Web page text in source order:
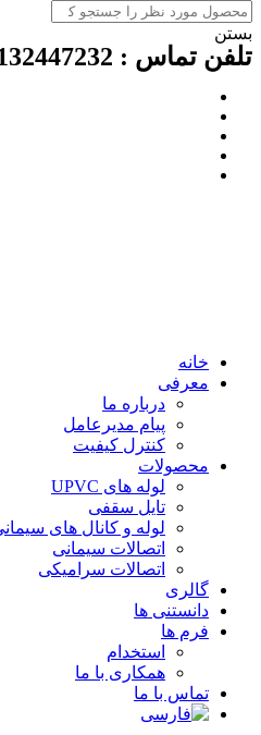
بستن
تلفن تماس : 04132447232
خانه
معرفی
درباره ما
پیام مدیرعامل
کنترل کیفیت
محصولات
لوله های UPVC
تایل سقفی
لوله و کانال های سیمانی
اتصالات سیمانی
اتصالات سرامیکی
گالری
دانستنی ها
فرم ها
استخدام
همکاری با ما
تماس با ما